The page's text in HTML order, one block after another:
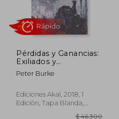
Pérdidas y Ganancias:
Exiliados y
Expatriados en la
Historia del
Europa y las
Américas, 1500-2000
Peter Burke
Ediciones Akal, 2018, 1
Edición, Tapa Blanda,